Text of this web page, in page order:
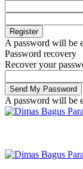
A password will be
Password recovery
Recover your
A password will be